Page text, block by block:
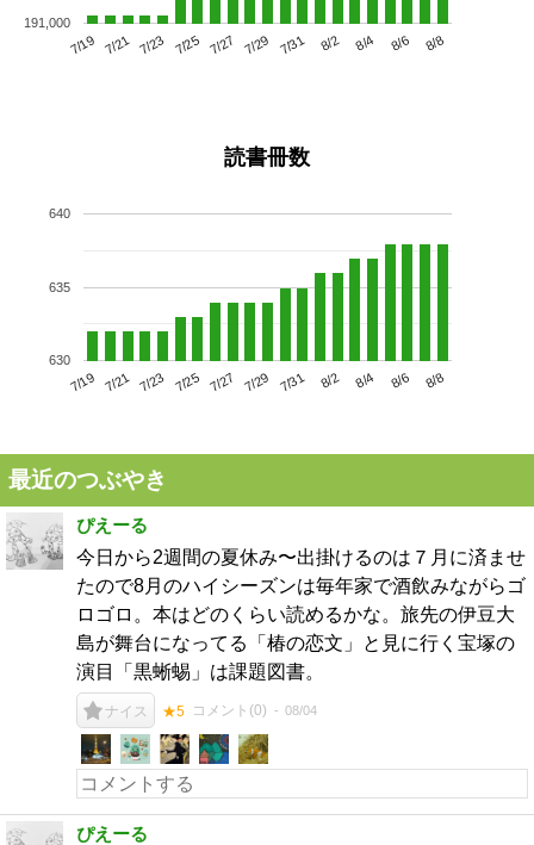
7/19 7/21 7/23 7/25 7/27 7/29 7/31 8/2 8/4 8/6 8/8
191,000
読書冊数
7/19 7/21 7/23 7/25 7/27 7/29 7/31 8/2 8/4 8/6 8/8
630
635
640
最近のつぶやき
ぴえーる
今日から2週間の夏休み〜出掛けるのは７月に済ませ
たので8月のハイシーズンは毎年家で酒飲みながらゴ
ロゴロ。本はどのくらい読めるかな。旅先の伊豆大
島が舞台になってる「椿の恋文」と見に行く宝塚の
演目「黒蜥蜴」は課題図書。
ナイス ★5 コメント(0) 08/04
ぴえーる